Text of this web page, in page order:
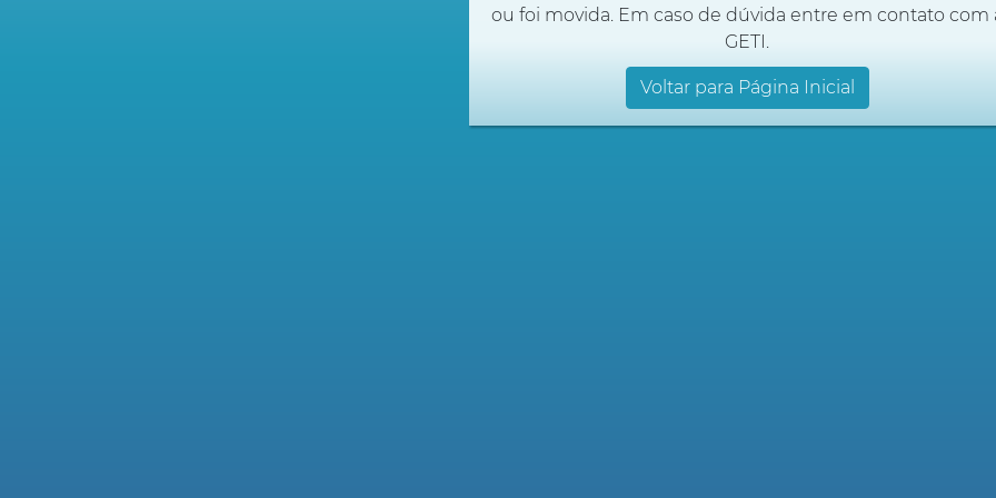
ou foi movida. Em caso de dúvida entre em contato com
GETI.
Voltar para Página Inicial